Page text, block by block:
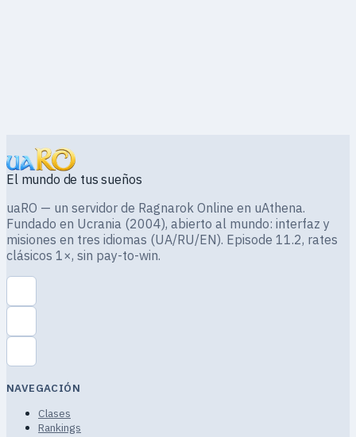
El mundo de tus sueños
uaRO — un servidor de Ragnarok Online en uAthena.
Fundado en Ucrania (2004), abierto al mundo: interfaz y
misiones en tres idiomas (UA/RU/EN). Episode 11.2, rates
clásicos 1×, sin pay-to-win.
NAVEGACIÓN
Clases
Rankings